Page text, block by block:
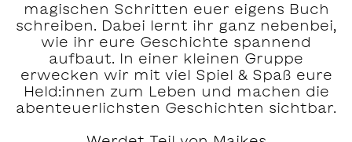
magischen Schritten euer eigens Buch
schreiben. Dabei lernt ihr ganz nebenbei,
wie ihr eure Geschichte spannend
aufbaut. In einer kleinen Gruppe
erwecken wir mit viel Spiel & Spaß eure
Held:innen zum Leben und machen die
abenteuerlichsten Geschichten sichtbar.